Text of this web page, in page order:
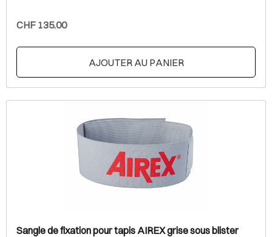
CHF 135.00
AJOUTER AU PANIER
Sangle de fixation pour tapis AIREX grise sous blister